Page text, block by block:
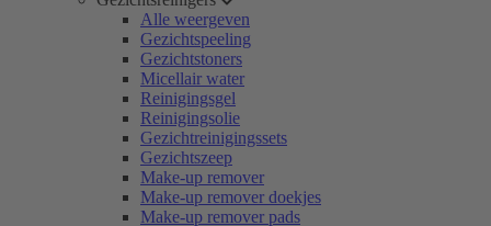
Alle weergeven
Gezichtspeeling
Gezichtstoners
Micellair water
Reinigingsgel
Reinigingsolie
Gezichtreinigingssets
Gezichtszeep
Make-up remover
Make-up remover doekjes
Make-up remover pads